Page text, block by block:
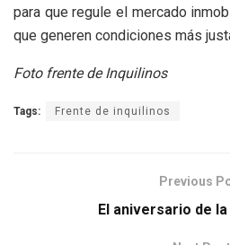
para que regule el mercado
que generen condiciones más
Foto frente de Inquilinos
Tags: Frente de inquilinos
Previous
El aniversario de